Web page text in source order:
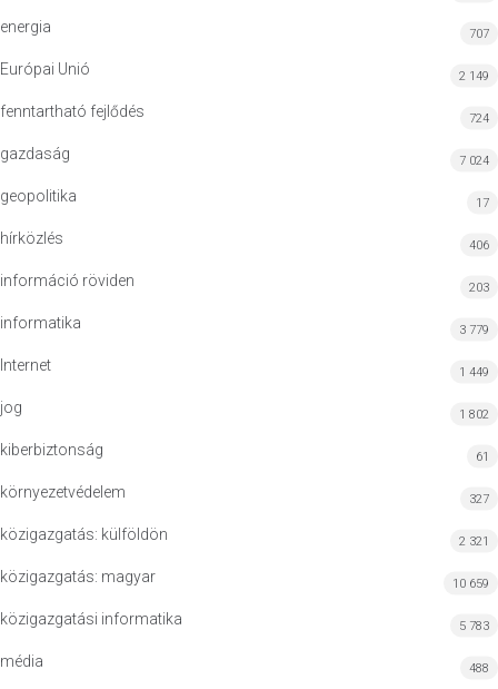
energia 707
Európai Unió 2 149
fenntartható fejlődés 724
gazdaság 7 024
geopolitika 17
hírközlés 406
információ röviden 203
informatika 3 779
Internet 1 449
jog 1 802
kiberbiztonság 61
környezetvédelem 327
közigazgatás: külföldön 2 321
közigazgatás: magyar 10 659
közigazgatási informatika 5 783
média 488